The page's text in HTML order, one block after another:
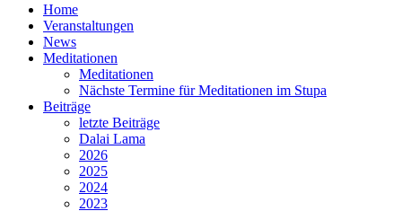
Home
Veranstaltungen
News
Meditationen
Meditationen
Nächste Termine für Meditationen im Stupa
Beiträge
letzte Beiträge
Dalai Lama
2026
2025
2024
2023